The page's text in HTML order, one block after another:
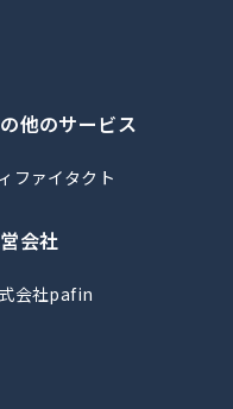
他のサービス
ファイタクト
会社
会社pafin